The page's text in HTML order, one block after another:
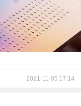
2021-11-05 17:14